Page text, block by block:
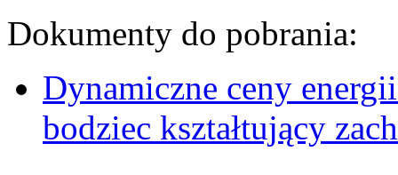
Dokumenty do pobrania:
Dynamiczne ceny
bodziec kształtujący